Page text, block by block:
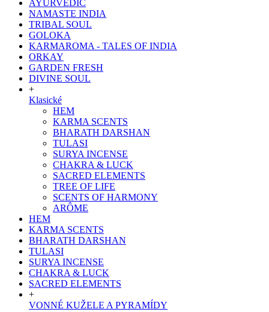
AYURVEDIC
NAMASTE INDIA
TRIBAL SOUL
GOLOKA
KARMAROMA - TALES OF INDIA
ORKAY
GARDEN FRESH
DIVINE SOUL
+
Klasické
HEM
KARMA SCENTS
BHARATH DARSHAN
TULASI
SURYA INCENSE
CHAKRA & LUCK
SACRED ELEMENTS
TREE OF LIFE
SCENTS OF HARMONY
ARÔME
HEM
KARMA SCENTS
BHARATH DARSHAN
TULASI
SURYA INCENSE
CHAKRA & LUCK
SACRED ELEMENTS
+
VONNÉ KUŽELE A PYRAMÍDY